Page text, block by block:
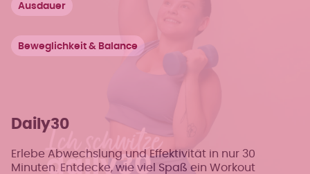
Ausdauer
Beweglichkeit & Balance
Daily30
Erlebe Abwechslung und Effektivität in nur 30
Minuten. Entdecke, wie viel Spaß ein Workout